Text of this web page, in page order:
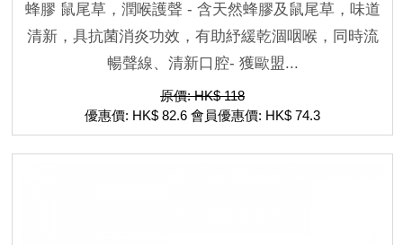
蜂膠 鼠尾草，潤喉護聲 - 含天然蜂膠及鼠尾草，味道
清新，具抗菌消炎功效，有助紓緩乾涸咽喉，同時流
暢聲線、清新口腔- 獲歐盟...
原價: HK$ 118
優惠價: HK$ 82.6 會員優惠價: HK$ 74.3